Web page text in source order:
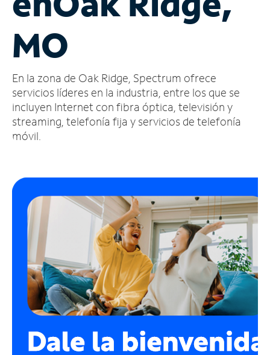
cuenta
Encuentra
tienda
MO
En la zona de Oak Ridge, Spectrum ofrece
servicios líderes en la industria, entre los que se
incluyen Internet con fibra óptica, televisión y
streaming, telefonía fija y servicios de telefonía
móvil.